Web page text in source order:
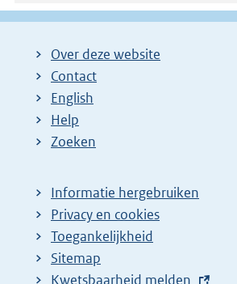
Over deze website
Contact
English
Help
Zoeken
Informatie hergebruiken
Privacy en cookies
Toegankelijkheid
Sitemap
E
Kwetsbaarheid melden